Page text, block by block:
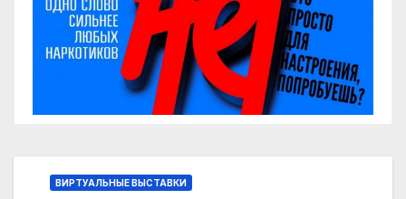
ВИРТУАЛЬНЫЕ ВЫСТАВКИ